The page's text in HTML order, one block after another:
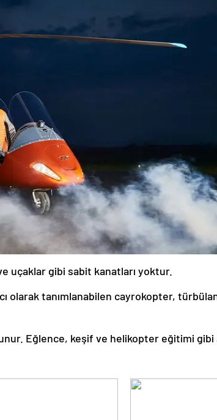
uçaklar gibi sabit kanatları yoktur.
olarak tanımlanabilen cayrokopter,
Eğlence, keşif ve helikopter eğitimi gibi